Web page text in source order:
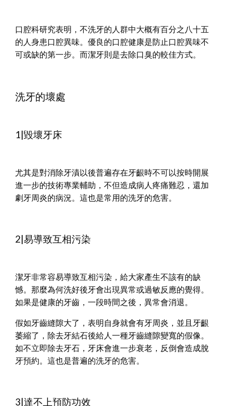
口腔科研究表明，不洗牙的人群中大概有百分之八十五
的人身患口腔異味。優良的口腔健康是防止口腔異味不
可或缺的第一步。而潔牙則是去除口臭的較佳方式。
洗牙的壞處
1|毀壞牙床
尤其是對消除牙漬以後普遍存在牙齦時不可以按時開展
進一步的技術專業輔助，不但造成病人疼痛難忍，還加
劇牙周炎的病況。這也是常用的洗牙的危害。
2|易導致互相污染
潔牙非常容易導致互相污染，給大家產生不該有的缺
憾。那麼為何洗好後牙會出現異常或過敏反應的覺得。
如果是健康的牙齒，一段時間之後，異常會消退。
假如牙齒縫隙大了，表明自身就會有牙周炎，並且牙齦
萎縮了，除去牙結石後給人一種牙齒縫隙變寬的假像。
如不立即除去牙石，牙床會進一步衰老，反倒會造成脫
牙預約。這也是普遍的洗牙的危害。
3|達不上預防功效